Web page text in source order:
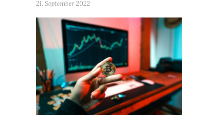
21. September 2022